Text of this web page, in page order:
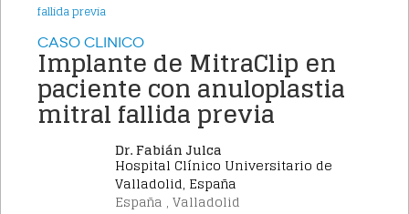
fallida previa
Caso Clinico
Implante de MitraClip en
paciente con anuloplastia
mitral fallida previa
Dr. Fabián Julca
Hospital Clínico Universitario de
Valladolid, España
España , Valladolid